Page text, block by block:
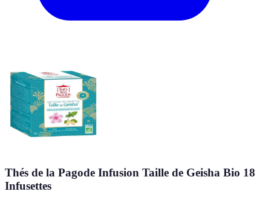
Thés de la Pagode Infusion Taille de Geisha Bio 18
Infusettes